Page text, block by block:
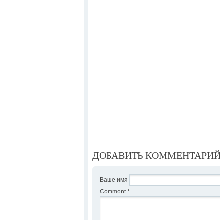
ДОБАВИТЬ КОММЕНТАРИЙ
Ваше имя
Comment *